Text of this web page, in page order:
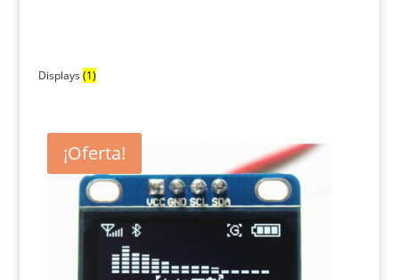
Displays (1)
¡Oferta!